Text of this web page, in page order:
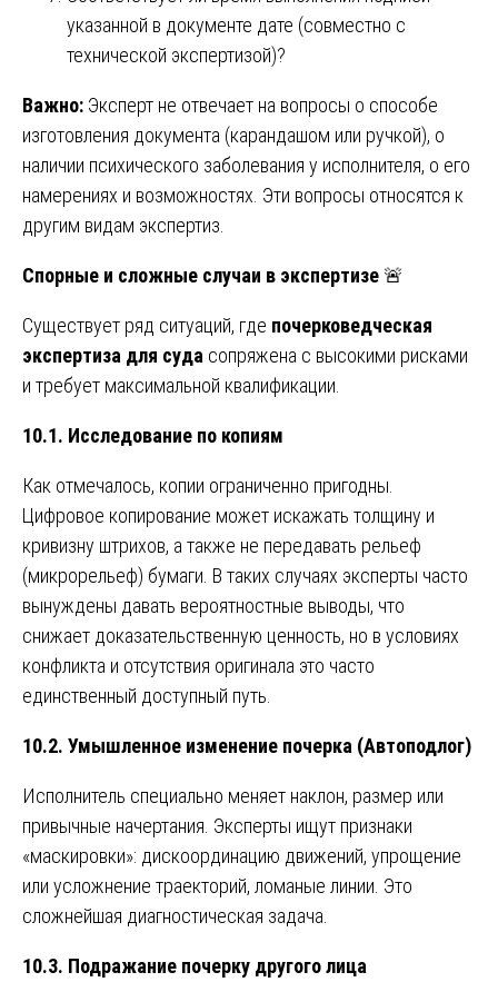
указанной в документе дате (совместно с
технической экспертизой)?
Важно: Эксперт не отвечает на вопросы о способе
изготовления документа (карандашом или ручкой), о
наличии психического заболевания у исполнителя, о его
намерениях и возможностях. Эти вопросы относятся к
другим видам экспертиз.
Спорные и сложные случаи в экспертизе 🚨
Существует ряд ситуаций, где почерковедческая
экспертиза для суда сопряжена с высокими рисками
и требует максимальной квалификации.
10.1. Исследование по копиям
Как отмечалось, копии ограниченно пригодны.
Цифровое копирование может искажать толщину и
кривизну штрихов, а также не передавать рельеф
(микрорельеф) бумаги. В таких случаях эксперты часто
вынуждены давать вероятностные выводы, что
снижает доказательственную ценность, но в условиях
конфликта и отсутствия оригинала это часто
единственный доступный путь.
10.2. Умышленное изменение почерка (Автоподлог)
Исполнитель специально меняет наклон, размер или
привычные начертания. Эксперты ищут признаки
«маскировки»: дискоординацию движений, упрощение
или усложнение траекторий, ломаные линии. Это
сложнейшая диагностическая задача.
10.3. Подражание почерку другого лица